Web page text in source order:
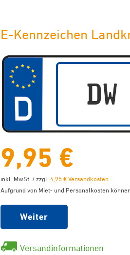
E-Kennzeichen
9,95 €
inkl. MwSt. / zzgl. 4,95 € Versandkosten
Aufgrund von Miet- und Personalkosten
Weiter
Versandinformationen